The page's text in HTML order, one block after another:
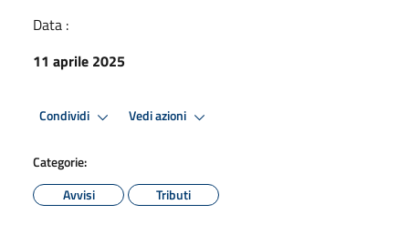
Data :
11 aprile 2025
Condividi Vedi azioni
Categorie:
Avvisi
Tributi